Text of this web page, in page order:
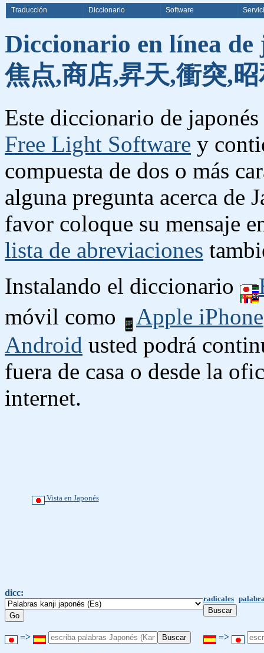
Traducción Diccionario Software
Diccionario en línea
焦点,商店,昇天,衝突,
Este diccionario de
Free Light Software y
compuesta de dos o más
alguna pregunta acerca de
favor coloque su mensaje
lista de abreviaciones
Instalando el diccionario
móvil como
Apple iPhone
Android usted podrá
fuera de casa o desde la
internet.
Vista en Japonés
dicc:
radicales
=> =>